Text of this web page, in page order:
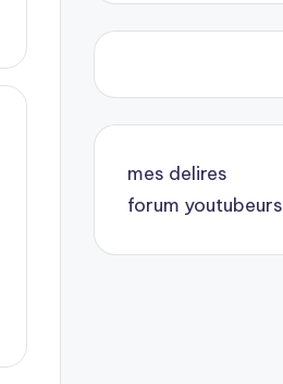
mes delires
forum youtubeurs